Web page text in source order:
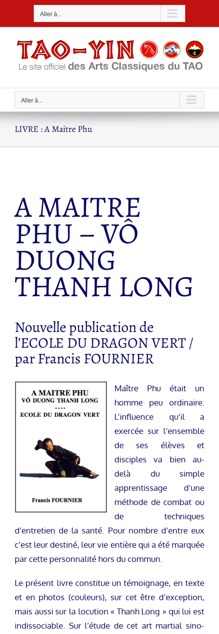
Aller à...
Aller à...
LIVRE : A Maitre Phu
A MAITRE
PHU – VÔ
DUONG
THANH LONG
Nouvelle publication de
l’ECOLE DU DRAGON VERT /
par Francis FOURNIER
Maître Phu était un
homme peu ordinaire.
L’influence qu’il a
exercée sur l’ensemble
de ses élèves et
disciples va bien au-
delà du simple
apprentissage d’une
méthode de combat ou
de techniques
d’entretien de la santé. Pour nombre d’entre eux
c’est leur destiné, leur vie entière qui a été marquée
par cette personnalité hors du commun.
Le présent livre constitue un témoignage, en texte
et en photos (couleurs), sur cet être d’exception,
mais aussi sur la locution « Thanh Long » qui lui est
indissociable. Sur l’étude de cet art martial sino-